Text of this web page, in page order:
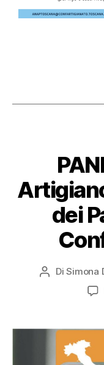
dei
DiSimona